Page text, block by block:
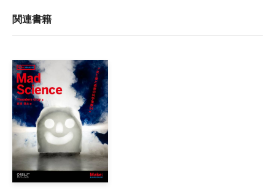
News From Future（ティム・オライリー）
ライフハック：ヤク毛刈り（ダニー・オブライエン、マ
Maker：現実世界を「プログラム」するところ、ファブラ
Maker：すべての家庭に核融合炉を
Maker：ビットと生身の肉体の出会い
エアルームテクノロジー：過去の遺産の継承（ティム・
ダ・ヴィンチに息づくコード（ブルース・スターリング
Maker：ミスター・ジャロピーのガレージ
Maker：世界最大のMP3プレイヤー
エンジニア最後の世代（コリィ・ドクトロウ）
関連書籍